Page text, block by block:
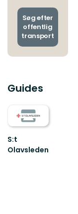
og
Søg efter
offentlig
transport
Guides
S:t
Olavsleden